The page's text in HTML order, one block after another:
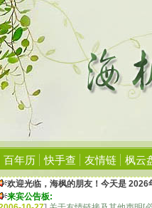
百年历 快手查 友情链 枫云
欢迎光临，海枫的朋友！今天是 2026
来宾公告板:
09-06
转载本站文章请标明来源
07-03
成功升级程序至PJBlog2
04-23]
受Blog垃圾信息骚扰,遂升
05-16 建议您使用IE6.0浏览器,显
05-16 ]申请友情链接请点这里看
05-16
如未特别说明,本站所有内
05-17
本站部分资源需要会员才
2006-05-17
若您对本站有任何建议或
2006-05-17
2006-06-17
2006-07-15
08-27]增加侧栏在线Flash播放器;
2008-08-01]通知所有友链站点,更新本
08-03]美化日志页面底部信息排
2008-08-04 ] 去掉谷歌火狐推介,官方八
2006-10-27]关于友情链接及其他声明[